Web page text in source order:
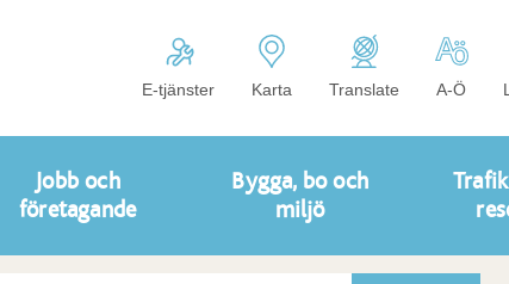
E-tjänster Karta Translate A-Ö
Jobb och
företagande
Bygga, bo och
miljö